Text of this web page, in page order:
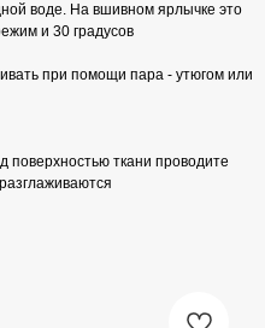
воде. На вшивном ярлычке это
и 30 градусов
при помощи пара - утюгом или
поверхностью ткани проводите